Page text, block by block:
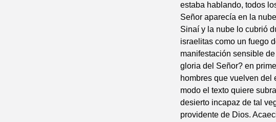
estaba hablando, todos
Señor aparecía en la
Sinaí y la nube lo cubrió
israelitas como un fuego
manifestación sensible
gloria del Señor? en
hombres que vuelven del
modo el texto quiere
desierto incapaz de tal
providente de Dios.